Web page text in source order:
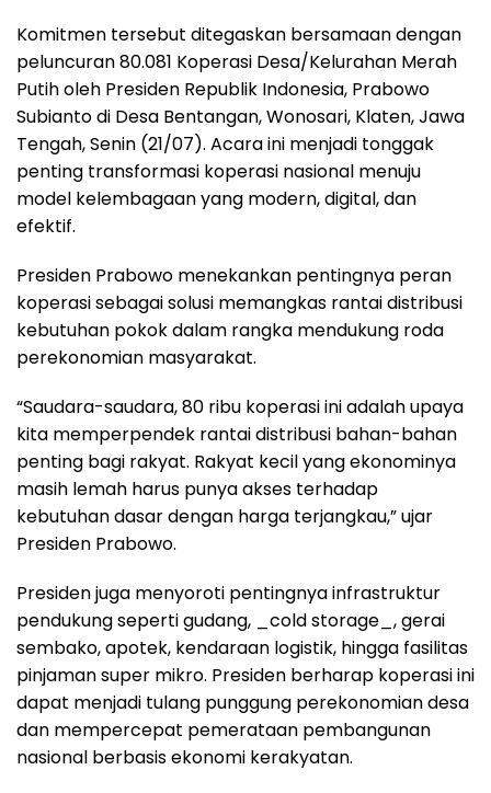
Komitmen tersebut ditegaskan bersamaan dengan
peluncuran 80.081 Koperasi Desa/Kelurahan Merah
Putih oleh Presiden Republik Indonesia, Prabowo
Subianto di Desa Bentangan, Wonosari, Klaten, Jawa
Tengah, Senin (21/07). Acara ini menjadi tonggak
penting transformasi koperasi nasional menuju
model kelembagaan yang modern, digital, dan
efektif.
Presiden Prabowo menekankan pentingnya peran
koperasi sebagai solusi memangkas rantai distribusi
kebutuhan pokok dalam rangka mendukung roda
perekonomian masyarakat.
“Saudara-saudara, 80 ribu koperasi ini adalah upaya
kita memperpendek rantai distribusi bahan-bahan
penting bagi rakyat. Rakyat kecil yang ekonominya
masih lemah harus punya akses terhadap
kebutuhan dasar dengan harga terjangkau,” ujar
Presiden Prabowo.
Presiden juga menyoroti pentingnya infrastruktur
pendukung seperti gudang, _cold storage_, gerai
sembako, apotek, kendaraan logistik, hingga fasilitas
pinjaman super mikro. Presiden berharap koperasi ini
dapat menjadi tulang punggung perekonomian desa
dan mempercepat pemerataan pembangunan
nasional berbasis ekonomi kerakyatan.